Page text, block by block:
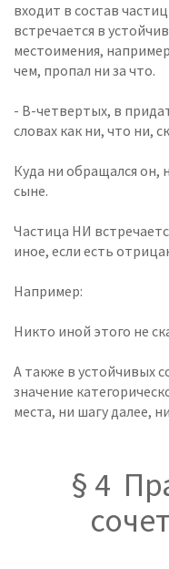
входит в состав
встречается в
местоимения,
чем, пропал ни за что.
- В-четвертых, в
словах как ни, что ни,
Куда ни обращался он,
сыне.
Частица НИ
иное, если есть
Например:
Никто иной этого не
А также в устойчивых
значение
места, ни шагу далее,
§ 4